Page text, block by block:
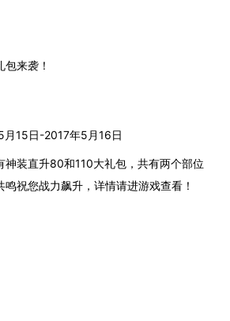
来袭！
月15日-2017年5月16日
神装直升80和110大礼包，共有两个部位
鸣祝您战力飙升，详情请进游戏查看！